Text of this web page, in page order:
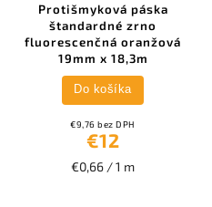
Protišmyková páska
štandardné zrno
fluorescenčná oranžová
19mm x 18,3m
€9,76 bez DPH
€12
€0,66 / 1 m
Do košíka